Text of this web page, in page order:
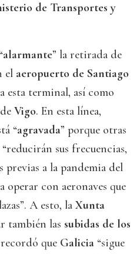
de Transportes y
alarmante” la retirada de
el aeropuerto de Santiago
esta terminal, así como
Vigo. En esta línea,
“agravada” porque otras
“reducirán sus frecuencias,
previas a la pandemia del
con aeronaves que
A esto, la Xunta
también las subidas de los
que Galicia “sigue